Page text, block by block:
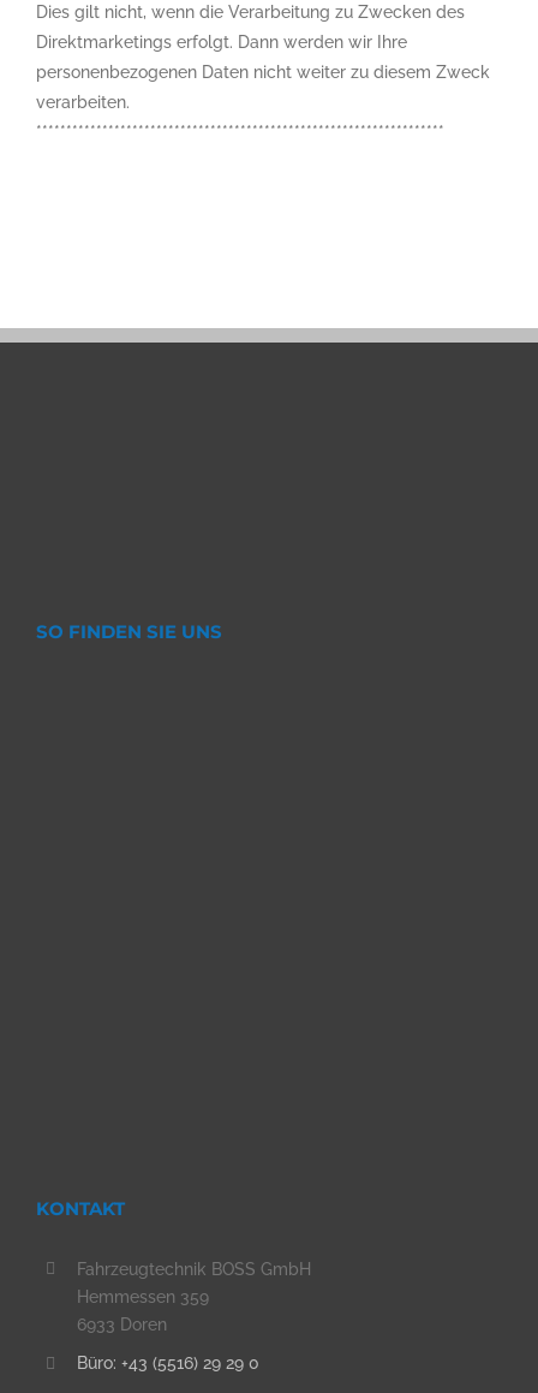
Dies gilt nicht, wenn die Verarbeitung zu Zwecken des
Direktmarketings erfolgt. Dann werden wir Ihre
personenbezogenen Daten nicht weiter zu diesem Zweck
verarbeiten.
********************************************************************
SO FINDEN SIE UNS
KONTAKT
Fahrzeugtechnik BOSS GmbH
Hemmessen 359
6933 Doren
Büro: +43 (5516) 29 29 0